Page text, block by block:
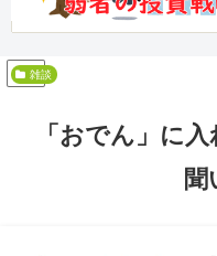
PR
「おでん」に
聞
雑談